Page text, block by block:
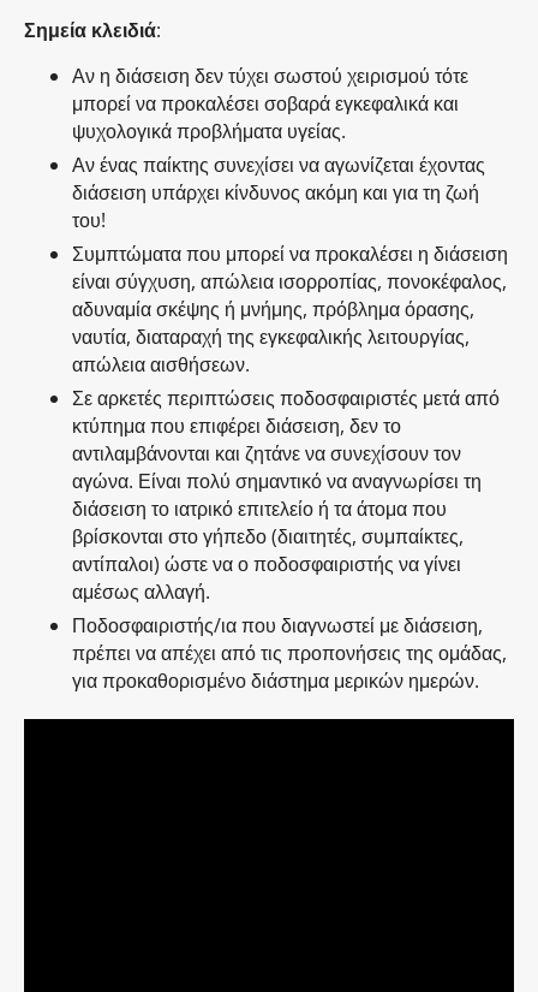
Σημεία κλειδιά:
Αν η διάσειση δεν τύχει σωστού χειρισμού τότε
μπορεί να προκαλέσει σοβαρά εγκεφαλικά και
ψυχολογικά προβλήματα υγείας.
Αν ένας παίκτης συνεχίσει να αγωνίζεται έχοντας
διάσειση υπάρχει κίνδυνος ακόμη και για τη ζωή
του!
Συμπτώματα που μπορεί να προκαλέσει η διάσειση
είναι σύγχυση, απώλεια ισορροπίας, πονοκέφαλος,
αδυναμία σκέψης ή μνήμης, πρόβλημα όρασης,
ναυτία, διαταραχή της εγκεφαλικής λειτουργίας,
απώλεια αισθήσεων.
Σε αρκετές περιπτώσεις ποδοσφαιριστές μετά από
κτύπημα που επιφέρει διάσειση, δεν το
αντιλαμβάνονται και ζητάνε να συνεχίσουν τον
αγώνα. Είναι πολύ σημαντικό να αναγνωρίσει τη
διάσειση το ιατρικό επιτελείο ή τα άτομα που
βρίσκονται στο γήπεδο (διαιτητές, συμπαίκτες,
αντίπαλοι) ώστε να ο ποδοσφαιριστής να γίνει
αμέσως αλλαγή.
Ποδοσφαιριστής/ια που διαγνωστεί με διάσειση,
πρέπει να απέχει από τις προπονήσεις της ομάδας,
για προκαθορισμένο διάστημα μερικών ημερών.